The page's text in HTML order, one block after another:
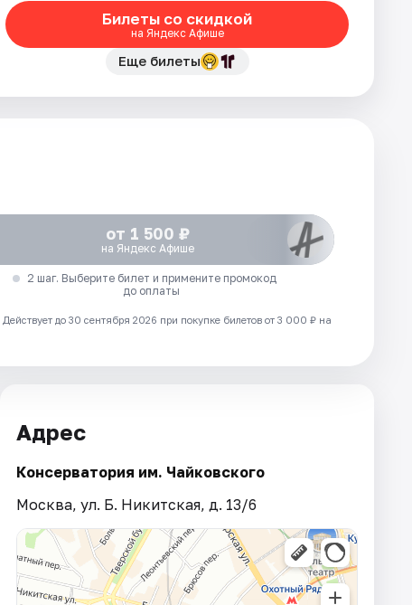
Билеты со скидкой
на Яндекс Афише
Еще билеты
от 1 500 ₽
на Яндекс Афише
2 шаг. Выберите билет и примените промокод
до оплаты
Действует до 30 сентября 2026 при покупке билетов от 3 000 ₽ на
Адрес
Консерватория им. Чайковского
Москва, ул. Б. Никитская, д. 13/6